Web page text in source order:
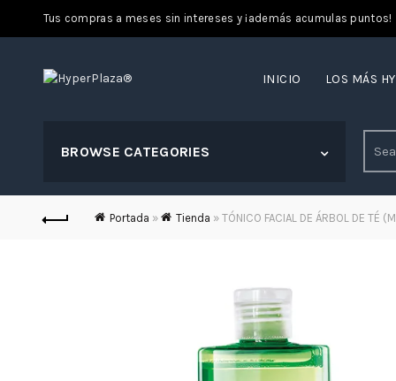
Tus compras a meses sin intereses y ¡además acumulas puntos!
INICIO LOS MÁS
BROWSE CATEGORIES
for:
Portada » Tienda » TÓNICO FACIAL DE ÁRBOL DE TÉ